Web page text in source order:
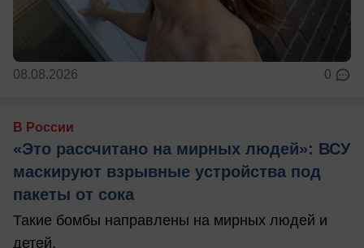
08.08.2026 0
В России
«Это рассчитано на мирных людей»: ВСУ
маскируют взрывные устройства под
пакеты от сока
Такие бомбы направлены на мирных людей и
детей.